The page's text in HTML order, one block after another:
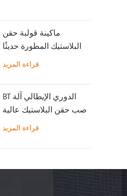
ماكينة قولبة حقن
البلاستيك المطورة حديثًا
GT5-LS200S
قراءة المزيد
BT الدوري الإيطالي آلة
صب حقن البلاستيك عالية
السرعة
قراءة المزيد